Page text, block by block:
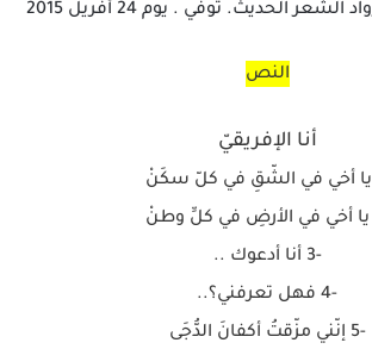
الحديث. توفي . يوم 24 أفريل 2015
النص
أنا الإفريقيّ
-3 أنا أدعوك ..
-4 فهل تعرفني؟..
-5 إنّني مزّقتُ أكفانَ الدُّجَى